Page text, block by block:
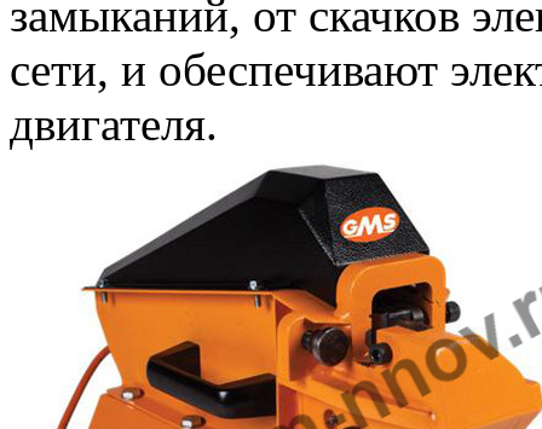
замыканий, от скачков
сети, и обеспечивают
двигателя.